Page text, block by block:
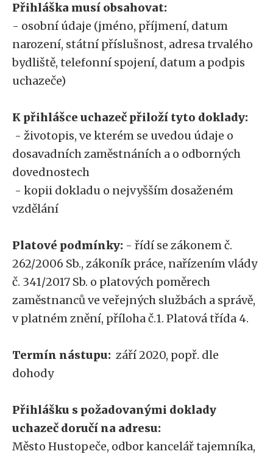
Přihláška musí obsahovat:
- osobní údaje (jméno, příjmení, datum
narození, státní příslušnost, adresa trvalého
bydliště, telefonní spojení, datum a podpis
uchazeče)
K přihlášce uchazeč přiloží tyto doklady:
- životopis, ve kterém se uvedou údaje o
dosavadních zaměstnáních a o odborných
dovednostech
- kopii dokladu o nejvyšším dosaženém
vzdělání
Platové podmínky: - řídí se zákonem č.
262/2006 Sb., zákoník práce, nařízením vlády
č. 341/2017 Sb. o platových poměrech
zaměstnanců ve veřejných službách a správě,
v platném znění, příloha č.1. Platová třída 4.
Termín nástupu: září 2020, popř. dle
dohody
Přihlášku s požadovanými doklady
uchazeč doručí na adresu:
Město Hustopeče, odbor kancelář tajemníka,